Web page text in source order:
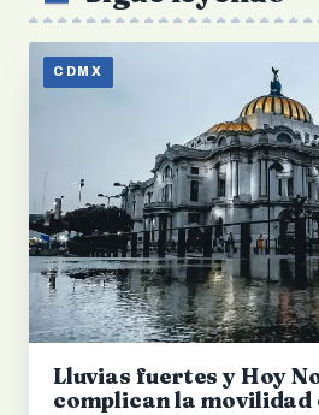
CDMX
Lluvias fuertes y Hoy
complican la movilidad